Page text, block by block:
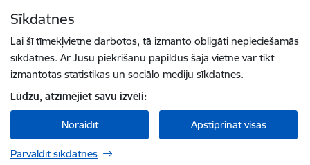
Sīkdatnes
Lai šī tīmekļvietne darbotos, tā izmanto obligāti nepieciešamās
sīkdatnes. Ar Jūsu piekrišanu papildus šajā vietnē var tikt
izmantotas statistikas un sociālo mediju sīkdatnes.
Lūdzu, atzīmējiet savu izvēli:
Noraidīt Apstiprināt visas
Pārvaldīt sīkdatnes